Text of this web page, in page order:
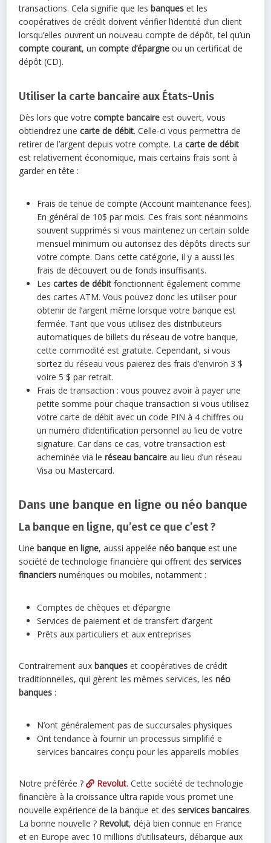
transactions. Cela signifie que les banques et les
coopératives de crédit doivent vérifier l’identité d’un client
lorsqu’elles ouvrent un nouveau compte de dépôt, tel qu’un
compte courant, uncompte d’épargne ou un certificat de
dépôt (CD).
Utiliser la carte bancaire aux États-Unis
Dès lors que votre compte bancaire est ouvert, vous
obtiendrez unecarte de débit. Celle-ci vous permettra de
retirer de l’argent depuis votre compte. Lacarte de débit
est relativement économique, mais certains frais sont à
garder en tête :
Frais de tenue de compte (Account maintenance fees).
En général de 10$ par mois. Ces frais sont néanmoins
souvent supprimés si vous maintenez un certain solde
mensuel minimum ou autorisez des dépôts directs sur
votre compte. Dans cette catégorie, il y a aussi les
frais de découvert ou de fonds insuffisants.
Lescartes de débit fonctionnent également comme
des cartes ATM. Vous pouvez donc les utiliser pour
obtenir de l’argent même lorsque votre banque est
fermée. Tant que vous utilisez des distributeurs
automatiques de billets du réseau de votre banque,
cette commodité est gratuite. Cependant, si vous
sortez du réseau vous paierez des frais d’environ 3 $
voire 5 $ par retrait.
Frais de transaction : vous pouvez avoir à payer une
petite somme pour chaque transaction si vous utilisez
votre carte de débit avec un code PIN à 4 chiffres ou
un numéro d’identification personnel au lieu de votre
signature. Car dans ce cas, votre transaction est
acheminée via leréseau bancaire au lieu d’un réseau
Visa ou Mastercard.
Dans une banque en ligne ou néo banque
La banque en ligne, qu’est ce que c’est ?
Une banque en ligne, aussi appeléenéo banque est une
société de technologie financière qui offrent des services
financiers numériques ou mobiles, notamment :
Comptes de chèques et d’épargne
Services de paiement et de transfert d’argent
Prêts aux particuliers et aux entreprises
Contrairement aux banques et coopératives de crédit
traditionnelles, qui gèrent les mêmes services, lesnéo
banques :
N’ont généralement pas de succursales physiques
Ont tendance à fournir un processus simplifié e
services bancaires conçu pour les appareils mobiles
Notre préférée ? Revolut. Cette société de technologie
financière à la croissance ultra rapide vous promet une
nouvelle expérience de la banque et desservices bancaires.
La bonne nouvelle ? Revolut, déjà bien connue en France
et en Europe avec 10 millions d’utilisateurs, débarque aux